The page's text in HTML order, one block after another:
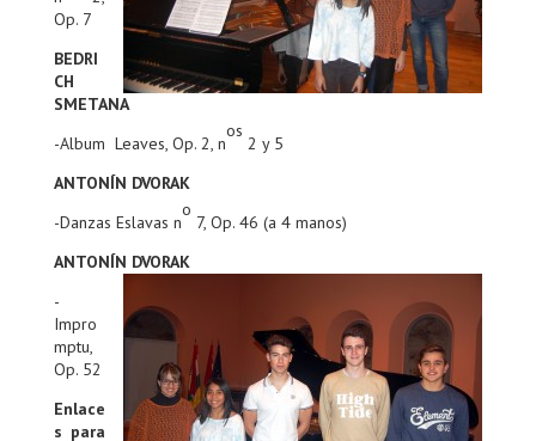
Op. 7
BEDRI
CH
SMETANA
-Album Leaves, Op. 2, n
os
2 y 5
ANTONÍN DVORAK
-Danzas Eslavas n
o
7, Op. 46 (a 4 manos)
ANTONÍN DVORAK
-
Impro
mptu,
Op. 52
Enlace
s para